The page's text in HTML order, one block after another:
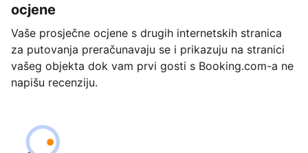
ocjene
Vaše prosječne ocjene s drugih internetskih stranica
za putovanja preračunavaju se i prikazuju na stranici
vašeg objekta dok vam prvi gosti s Booking.com-a ne
napišu recenziju.